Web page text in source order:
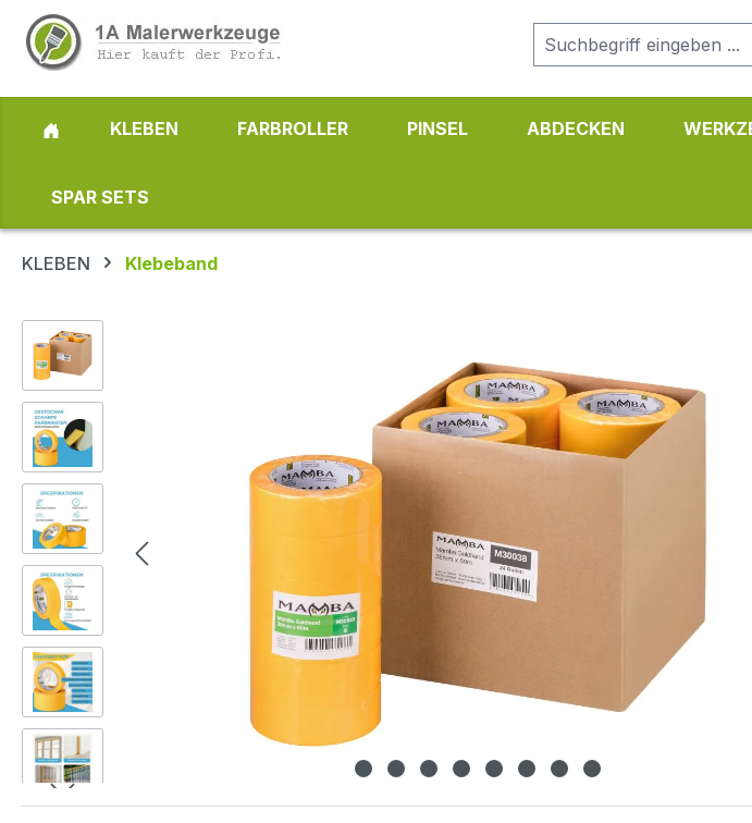
Hauptinhalt springen
Zur Suche springen
Zur Hauptnavigation springen
KLEBEN FARBROLLER PINSEL ABDECKEN
SPAR SETS
KLEBEN Klebeband
Bildergalerie überspringen